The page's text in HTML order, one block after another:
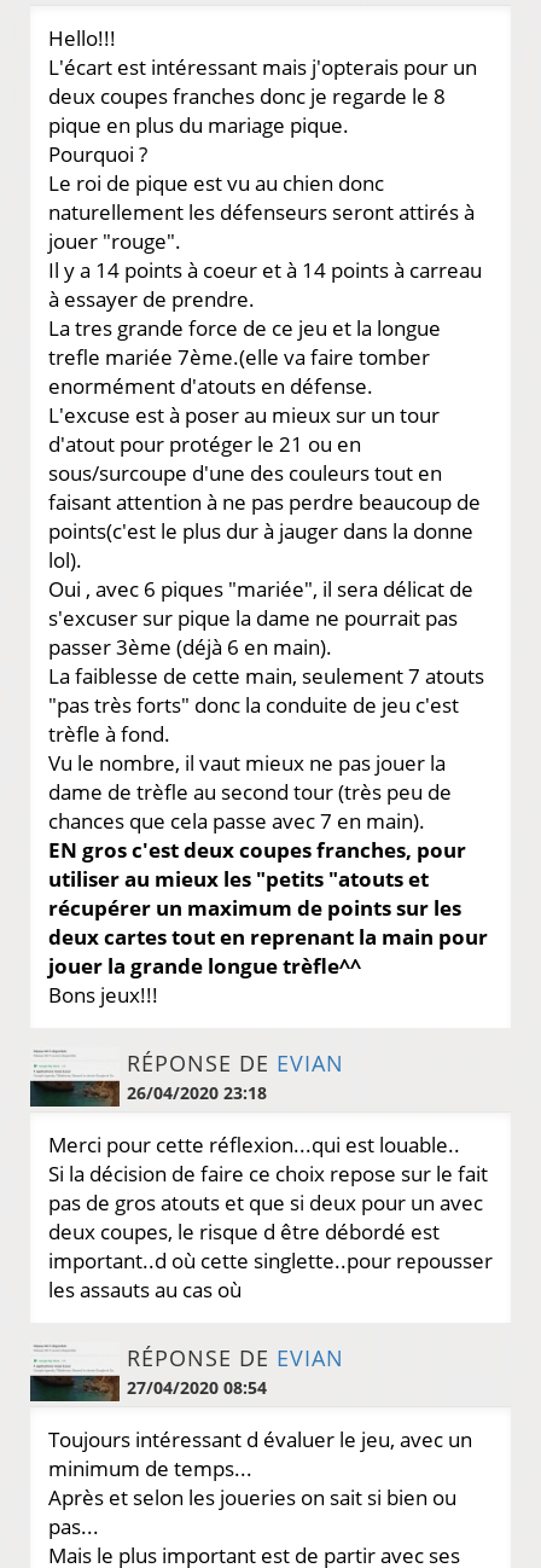
Hello!!!
L'écart est intéressant mais j'opterais pour un
deux coupes franches donc je regarde le 8
pique en plus du mariage pique.
Pourquoi ?
Le roi de pique est vu au chien donc
naturellement les défenseurs seront attirés à
jouer "rouge".
Il y a 14 points à coeur et à 14 points à carreau
à essayer de prendre.
La tres grande force de ce jeu et la longue
trefle mariée 7ème.(elle va faire tomber
enormément d'atouts en défense.
L'excuse est à poser au mieux sur un tour
d'atout pour protéger le 21 ou en
sous/surcoupe d'une des couleurs tout en
faisant attention à ne pas perdre beaucoup de
points(c'est le plus dur à jauger dans la donne
lol).
Oui , avec 6 piques "mariée", il sera délicat de
s'excuser sur pique la dame ne pourrait pas
passer 3ème (déjà 6 en main).
La faiblesse de cette main, seulement 7 atouts
"pas très forts" donc la conduite de jeu c'est
trèfle à fond.
Vu le nombre, il vaut mieux ne pas jouer la
dame de trèfle au second tour (très peu de
chances que cela passe avec 7 en main).
EN gros c'est deux coupes franches, pour
utiliser au mieux les "petits "atouts et
récupérer un maximum de points sur les
deux cartes tout en reprenant la main pour
jouer la grande longue trèfle^^
Bons jeux!!!
RÉPONSE DE EVIAN
26/04/2020 23:18
Merci pour cette réflexion...qui est louable..
Si la décision de faire ce choix repose sur le fait
pas de gros atouts et que si deux pour un avec
deux coupes, le risque d être débordé est
important..d où cette singlette..pour repousser
les assauts au cas où
RÉPONSE DE EVIAN
27/04/2020 08:54
Toujours intéressant d évaluer le jeu, avec un
minimum de temps...
Après et selon les joueries on sait si bien ou
pas...
Mais le plus important est de partir avec ses